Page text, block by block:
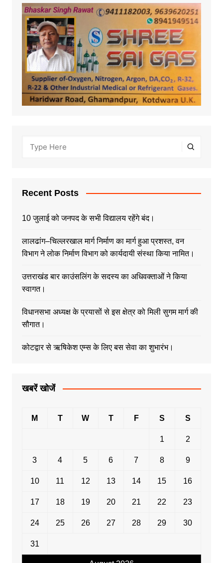
Recent Posts
10 जुलाई को जनपद के सभी विद्यालय रहेंगे बंद।
लालढांग–चिल्लरखाल मार्ग निर्माण का मार्ग हुआ प्रशस्त, वन
विभाग ने लोक निर्माण विभाग को कार्यदायी संस्था किया नामित।
उत्तराखंड बार काउंसलिंग के सदस्य का अधिवक्ताओं ने किया
स्वागत।
विधानसभा अध्यक्ष के प्रयासों से इस क्षेत्र को मिली सुगम मार्ग की
सौगात।
कोटद्वार से ऋषिकेश एम्स के लिए बस सेवा का शुभारंभ।
खबरें खोजें
M T W T F S S
1 2
3 4 5 6 7 8 9
10 11 12 13 14 15 16
17 18 19 20 21 22 23
24 25 26 27 28 29 30
31